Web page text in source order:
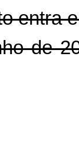
entra
de